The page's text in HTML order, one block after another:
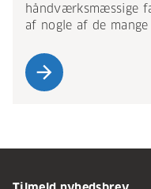
håndværksmæssige
af nogle af de
arrow_forward